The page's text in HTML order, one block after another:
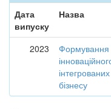
Дата
випуску
Назва
2023
Формування
бізнесу